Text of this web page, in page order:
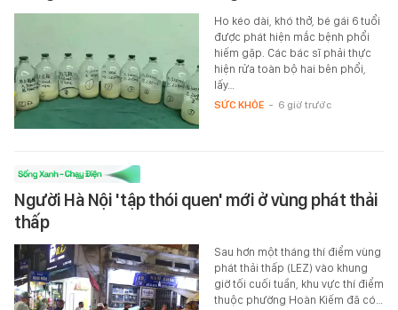
Ho kéo dài, khó thở, bé gái 6 tuổi
được phát hiện mắc bệnh phổi
hiếm gặp. Các bác sĩ phải thực
hiện rửa toàn bộ hai bên phổi,
lấy…
SỨC KHỎE - 6 giờ trước
Người Hà Nội 'tập thói quen' mới ở vùng phát thải
thấp
Sau hơn một tháng thí điểm vùng
phát thải thấp (LEZ) vào khung
giờ tối cuối tuần, khu vực thí điểm
thuộc phường Hoàn Kiếm đã có…